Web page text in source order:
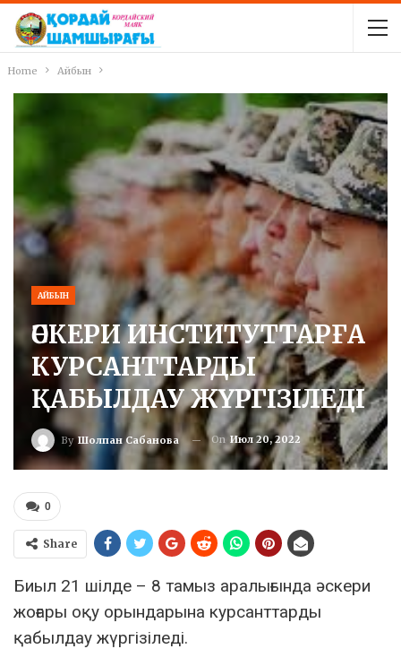
Home Айбын
АЙБЫН
ӘСКЕРИ ИНСТИТУТТАРҒА
КУРСАНТТАРДЫ
ҚАБЫЛДАУ ЖҮРГІЗІЛЕДІ
ByШолпан Сабанова On Июл 20, 2022
0
Share
Биыл 21 шілде – 8 тамыз аралығында әскери
жоғары оқу орындарына курсанттарды
қабылдау жүргізіледі.